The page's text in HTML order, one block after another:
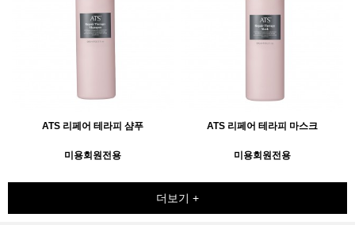
ATS 리페어 테라피 샴푸
미용회원전용
ATS 리페어 테라피 마스크
미용회원전용
더보기 +